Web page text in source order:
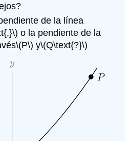
de la línea
o la pendiente de la
\(P\) y\(Q\text{?}\)